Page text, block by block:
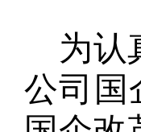
为认
公司国